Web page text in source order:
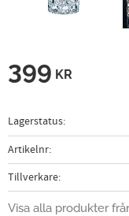
399 KR
Lagerstatus
Artikelnr
Tillverkare
Visa alla produkter